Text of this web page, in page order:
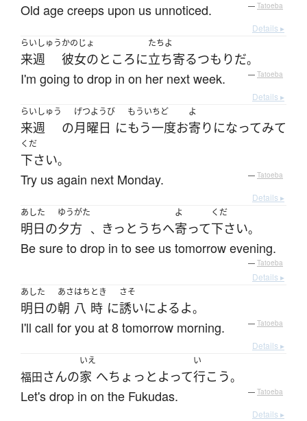
Old age creeps upon us unnoticed. — Tatoeba
Details ▸
らいしゅう
来週
かのじょ
彼女のところに
たちよ
立ち寄るつもりだ。
I'm going to drop in on her next week. — Tatoeba
Details ▸
らいしゅう
来週 の
げつようび
月曜日 に
もういちど
もう一度お
よ
寄り になってみて
くだ
下さい。
Try us again next Monday. — Tatoeba
Details ▸
あした
明日の
ゆうがた
夕方 、 きっと うちへ
よ
寄って
くだ
下さい。
Be sure to drop in to see us tomorrow evening.
— Tatoeba
Details ▸
あした
明日の
あさ
朝
はち
八
とき
時 に
さそ
誘いによるよ。
I'll call for you at 8 tomorrow morning. — Tatoeba
Details ▸
福田さんの
いえ
家 へちょっとよって
い
行こう。
Let's drop in on the Fukudas. — Tatoeba
Details ▸